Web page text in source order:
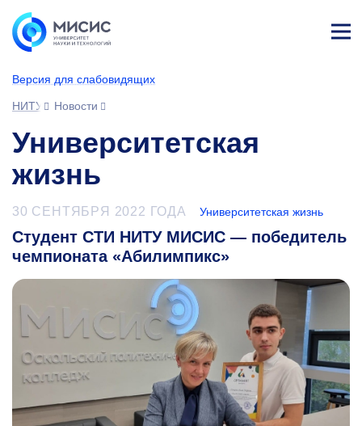
Версия для слабовидящих
НИТУ МИСИС
Новости
Университетская
жизнь
30 СЕНТЯБРЯ 2022 ГОДА Университетская жизнь
Студент СТИ НИТУ МИСИС — победитель
чемпионата «Абилимпикс»